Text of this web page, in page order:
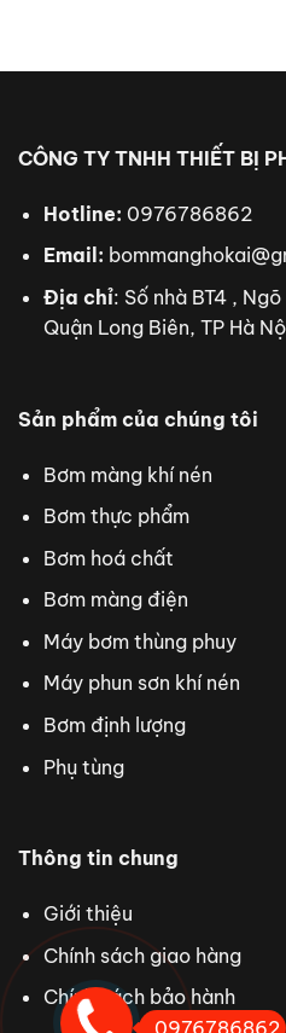
CÔNG TY TNHH THIẾT BỊ
Hotline: 0976786862
Email:
Địa chỉ: Số nhà BT4 ,
Quận Long Biên, TP Hà
Sản phẩm của chúng tôi
Bơm màng khí nén
Bơm thực phẩm
Bơm hoá chất
Bơm màng điện
Máy bơm thùng phuy
Máy phun sơn khí nén
Bơm định lượng
Phụ tùng
Thông tin chung
Giới thiệu
Chính sách giao hàng
Chính sách bảo hành
0976786862